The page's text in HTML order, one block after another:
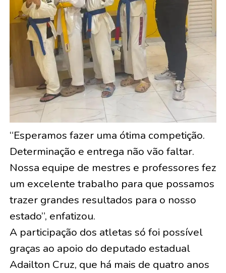
“Esperamos fazer uma ótima competição.
Determinação e entrega não vão faltar.
Nossa equipe de mestres e professores fez
um excelente trabalho para que possamos
trazer grandes resultados para o nosso
estado”, enfatizou.
A participação dos atletas só foi possível
graças ao apoio do deputado estadual
Adailton Cruz, que há mais de quatro anos